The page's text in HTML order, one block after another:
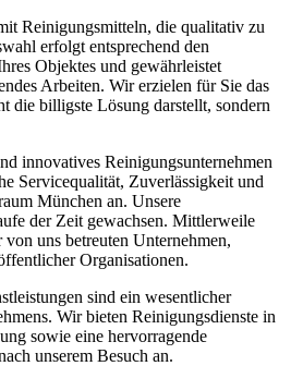
Reinigungsmitteln, die qualitativ zu
erfolgt entsprechend den
Objektes und gewährleistet
Arbeiten. Wir erzielen für Sie das
die billigste Lösung darstellt, sondern
innovatives Reinigungsunternehmen
Servicequalität, Zuverlässigkeit und
München an. Unsere
der Zeit gewachsen. Mittlerweile
uns betreuten Unternehmen,
Organisationen.
sind ein wesentlicher
Wir bieten Reinigungsdienste in
sowie eine hervorragende
unserem Besuch an.